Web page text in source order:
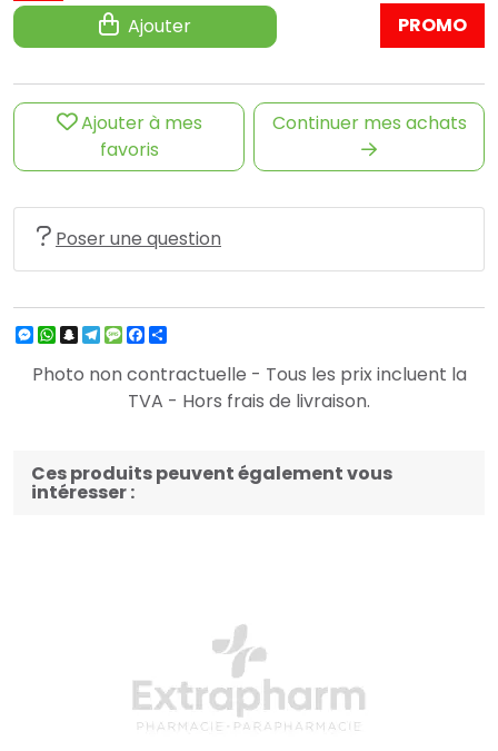
Ajouter PROMO
Ajouter à mes
favoris
Continuer mes achats
Poser une question
Messenger
WhatsApp
Snapchat
Telegram
Message
Facebook
Photo non contractuelle - Tous les prix incluent la
TVA - Hors frais de livraison.
Ces produits peuvent également vous
intéresser :